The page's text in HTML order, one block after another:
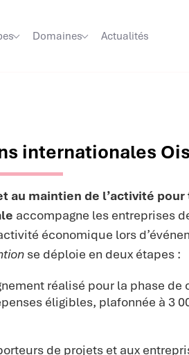
Domaines Actualités
internationales
au maintien de l’activité
accompagne les entreprises
économique lors
se déploie en deux étapes :
réalisé pour la phase de
éligibles, plafonnée à 3
de projets et aux